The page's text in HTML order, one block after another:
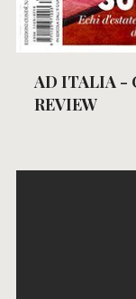
AD ITALIA -
REVIEW